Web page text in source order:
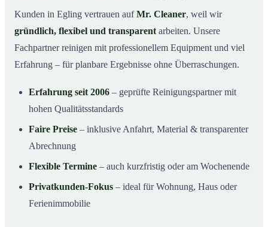
Kunden in Egling vertrauen aufMr. Cleaner, weil wir
gründlich, flexibel und transparent arbeiten. Unsere
Fachpartner reinigen mit professionellem Equipment und viel
Erfahrung – für planbare Ergebnisse ohne Überraschungen.
Erfahrung seit 2006 – geprüfte Reinigungspartner mit
hohen Qualitätsstandards
Faire Preise – inklusive Anfahrt, Material & transparenter
Abrechnung
Flexible Termine – auch kurzfristig oder am Wochenende
Privatkunden-Fokus – ideal für Wohnung, Haus oder
Ferienimmobilie